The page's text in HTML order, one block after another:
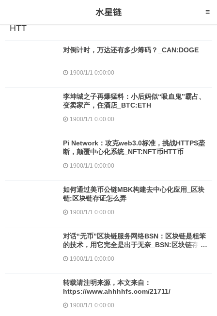
HTT
对倒计时，万达还有多少筹码？_CAN:DOGE
1900/1/1 0:00:00
李坤城之子再爆猛料：小后妈似“吸血鬼”霸占、
变卖家产，住酒店_BTC:ETH
1900/1/1 0:00:00
Pi Network：攻克web3.0标准，挑战HTTPS垄
断，颠覆中心化系统_NFT:NFT币HTT币
1900/1/1 0:00:00
如何通过美币公链MBK构建去中心化应用_区块
链:区块链存证怎么弄
1900/1/1 0:00:00
对话“无币”区块链服务网络BSN：区块链是粗笨
的技术，用它完全是出于无奈_BSN:区块链存证
1900/1/1 0:00:00
转载请注明来源，本文来自：
https://www.ahhhhfs.com/21711/
1900/1/1 0:00:00